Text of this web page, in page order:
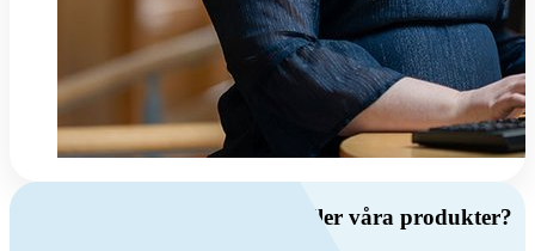
Har du frågor om ventilation eller våra produkter?